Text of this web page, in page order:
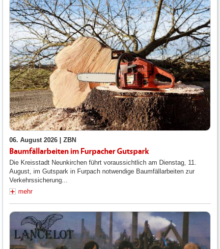
06. August 2026 | ZBN
Baumfällarbeiten im Furpacher Gutspark
Die Kreisstadt Neunkirchen führt voraussichtlich am Dienstag, 11.
August, im Gutspark in Furpach notwendige Baumfällarbeiten zur
Verkehrssicherung...
mehr